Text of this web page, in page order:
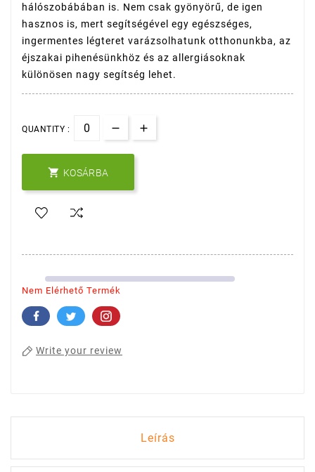
hálószobábában is. Nem csak gyönyörű, de igen
hasznos is, mert segítségével egy egészséges,
ingermentes légteret varázsolhatunk otthonunkba, az
éjszakai pihenésünkhöz és az allergiásoknak
különösen nagy segítség lehet.
QUANTITY :
 KOSÁRBA
Nem Elérhető Termék
Write your review
Leírás